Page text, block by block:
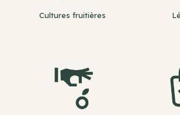
Cultures fruitières